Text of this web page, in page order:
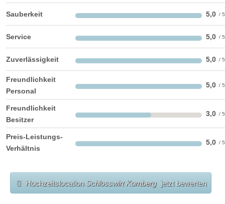
Sauberkeit 5,0
Service 5,0
Zuverlässigkeit 5,0
Freundlichkeit
Personal
5,0
Freundlichkeit
Besitzer
3,0
Preis-Leistungs-
Verhältnis
5,0
HochzeitslocationSchlosswirt Kornberg jetzt bewerten